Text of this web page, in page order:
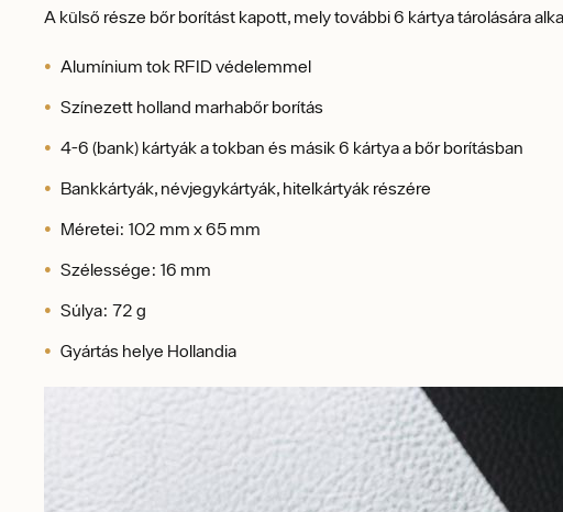
A külső része bőr borítást kapott, mely további 6 kártya tárolására
Alumínium tok RFID védelemmel
Színezett holland marhabőr borítás
4-6 (bank) kártyák a tokban és másik 6 kártya a bőr borításban
Bankkártyák, névjegykártyák, hitelkártyák részére
Méretei: 102 mm x 65 mm
Szélessége: 16 mm
Súlya: 72 g
Gyártás helye Hollandia